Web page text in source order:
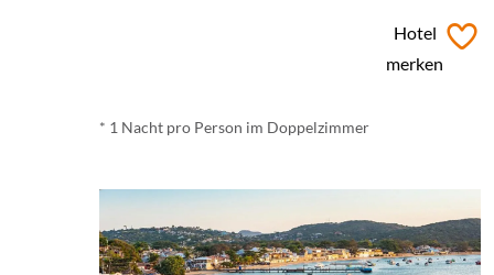
Hotel
merken
* 1 Nacht pro Person im Doppelzimmer